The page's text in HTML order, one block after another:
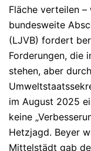
Fläche verteilen
bundesweite
(LJVB) fordert
Forderungen, die
stehen, aber
im August 2025
keine
Hetzjagd. Beyer
Mittelstädt gab